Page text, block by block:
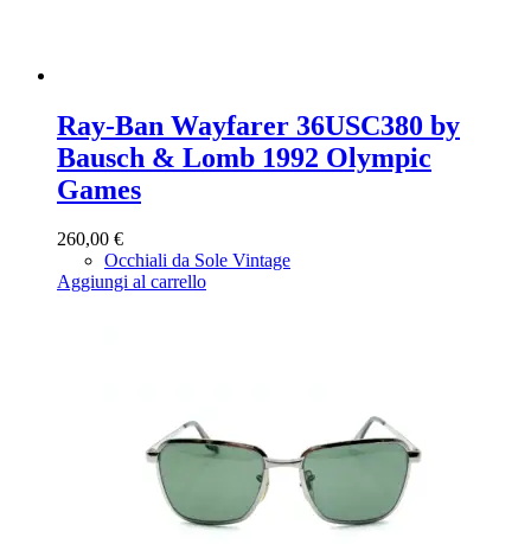
Ray-Ban Wayfarer 36USC380 by
Bausch & Lomb 1992 Olympic
Games
260,00 €
Occhiali da Sole Vintage
Aggiungi al carrello